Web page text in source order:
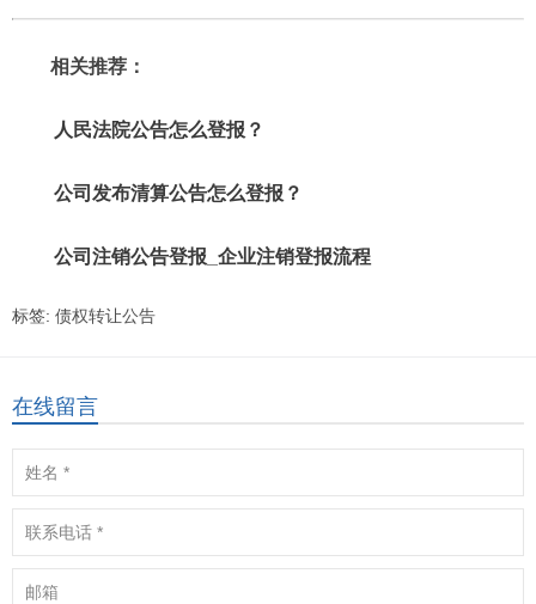
相关推荐：
人民法院公告怎么登报？
公司发布清算公告怎么登报？
公司注销公告登报_企业注销登报流程
标签: 债权转让公告
在线留言